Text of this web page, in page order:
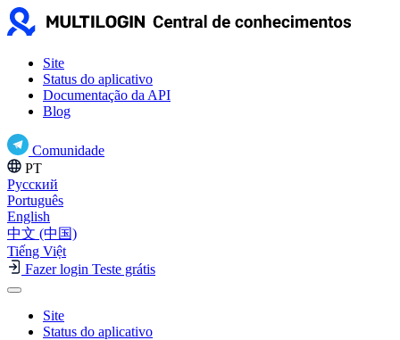
Site
Status do aplicativo
Documentação da API
Blog
Comunidade
PT
Русский
Português
English
中文 (中国)
Tiếng Việt
Fazer login Teste grátis
Site
Status do aplicativo